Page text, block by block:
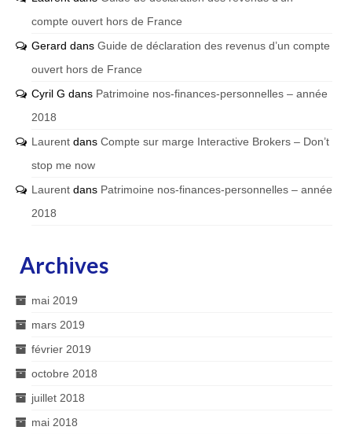
compte ouvert hors de France
Gerard dans Guide de déclaration des revenus d’un compte
ouvert hors de France
Cyril G dans Patrimoine nos-finances-personnelles – année
2018
Laurent dans Compte sur marge Interactive Brokers – Don’t
stop me now
Laurent dans Patrimoine nos-finances-personnelles – année
2018
Archives
mai 2019
mars 2019
février 2019
octobre 2018
juillet 2018
mai 2018